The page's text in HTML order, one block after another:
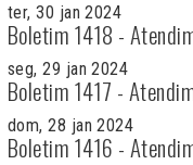
ter, 30 jan 2024
Boletim 1418 -
seg, 29 jan 2024
Boletim 1417 -
dom, 28 jan 2024
Boletim 1416 -